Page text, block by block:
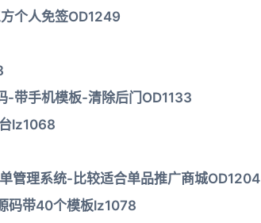
个人免签OD1249
-带手机模板-清除后门OD1133
lz1068
管理系统-比较适合单品推广商城OD1204
码带40个模板lz1078